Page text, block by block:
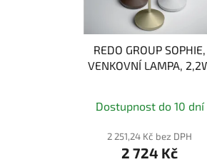
REDO GROUP SOPHIE,
VENKOVNÍ LAMPA,
Dostupnost do 10 dní
2 251,24 Kč bez DPH
2 724 Kč